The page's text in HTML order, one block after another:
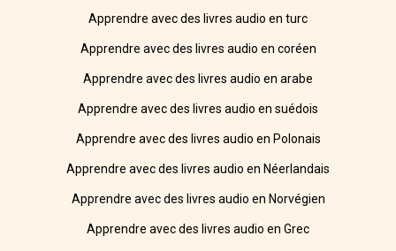
Apprendre avec des livres audio en turc
Apprendre avec des livres audio en coréen
Apprendre avec des livres audio en arabe
Apprendre avec des livres audio en suédois
Apprendre avec des livres audio en Polonais
Apprendre avec des livres audio en Néerlandais
Apprendre avec des livres audio en Norvégien
Apprendre avec des livres audio en Grec